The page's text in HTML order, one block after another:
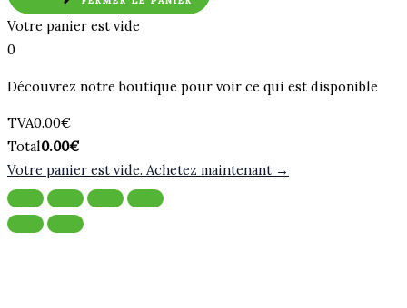
Votre panier est vide
0
Découvrez notre boutique pour voir ce qui est disponible
Montant
de
la
taxe:
TVA0.00€
Total
du
panier:
Total0.00€
Votre panier est vide. Achetez maintenant →